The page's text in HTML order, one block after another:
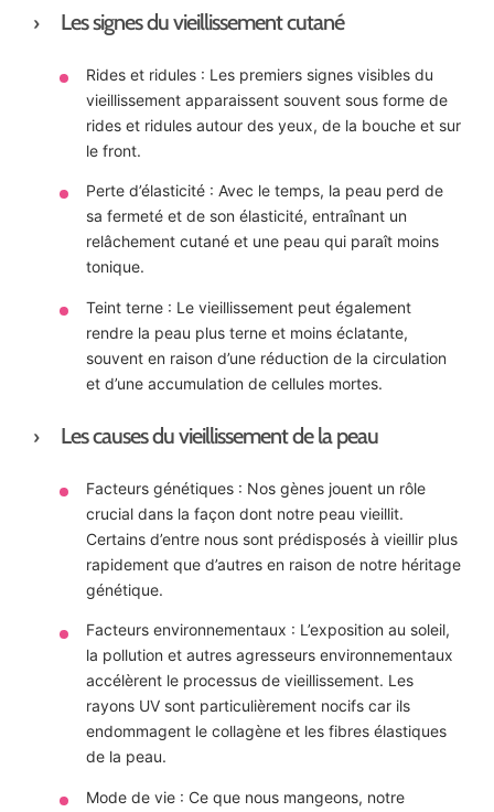
Les signes du vieillissement cutané
Rides et ridules : Les premiers signes visibles du
vieillissement apparaissent souvent sous forme de
rides et ridules autour des yeux, de la bouche et sur
le front.
Perte d’élasticité : Avec le temps, la peau perd de
sa fermeté et de son élasticité, entraînant un
relâchement cutané et une peau qui paraît moins
tonique.
Teint terne : Le vieillissement peut également
rendre la peau plus terne et moins éclatante,
souvent en raison d’une réduction de la circulation
et d’une accumulation de cellules mortes.
Les causes du vieillissement de la peau
Facteurs génétiques : Nos gènes jouent un rôle
crucial dans la façon dont notre peau vieillit.
Certains d’entre nous sont prédisposés à vieillir plus
rapidement que d’autres en raison de notre héritage
génétique.
Facteurs environnementaux : L’exposition au soleil,
la pollution et autres agresseurs environnementaux
accélèrent le processus de vieillissement. Les
rayons UV sont particulièrement nocifs car ils
endommagent le collagène et les fibres élastiques
de la peau.
Mode de vie : Ce que nous mangeons, notre